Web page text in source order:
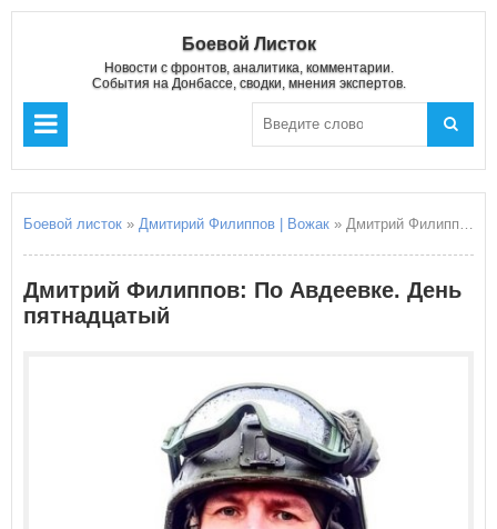
Боевой Листок
Новости с фронтов, аналитика, комментарии.
События на Донбассе, сводки, мнения экспертов.
Боевой листок » Дмитирий Филиппов | Вожак » Дмитрий Филиппов: По Авдеевке. День пятнадцатый
Дмитрий Филиппов: По Авдеевке. День
пятнадцатый